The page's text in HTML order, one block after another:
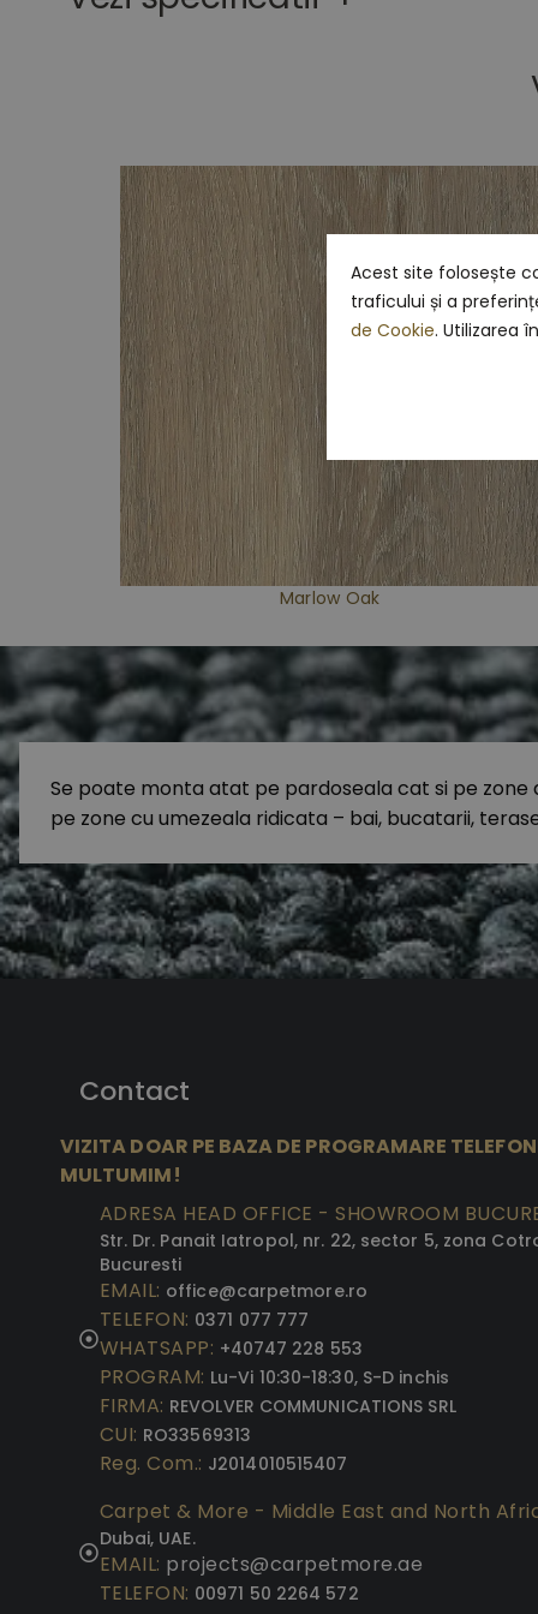
Acest site folosește
traficului și a
de Cookie. Utilizarea
the
Marlow Oak
Se poate monta atat pe pardoseala cat si pe
pe zone cu umezeala ridicata – bai, bucatarii,
Contact
VIZITA DOAR PE BAZA DE PROGRAMARE
MULTUMIM!
ADRESA HEAD OFFICE - SHOWROOM
Str. Dr. Panait Iatropol, nr. 22, sector 5, zona
Bucuresti
EMAIL: office@carpetmore.ro
TELEFON: 0371 077 777
WHATSAPP: +40747 228 553
PROGRAM: Lu-Vi 10:30-18:30, S-D inchis
FIRMA: REVOLVER COMMUNICATIONS SRL
CUI: RO33569313
Reg. Com.: J2014010515407
Carpet & More - Middle East and North
Dubai, UAE.
EMAIL: projects@carpetmore.ae
TELEFON: 00971 50 2264 572